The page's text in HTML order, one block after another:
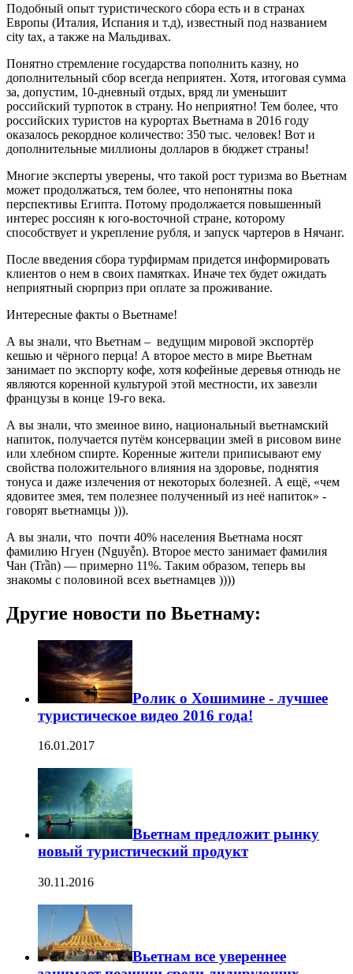
Подобный опыт туристического сбора есть и в странах
Европы (Италия, Испания и т.д), известный под названием
city tax, а также на Мальдивах.
Понятно стремление государства пополнить казну, но
дополнительный сбор всегда неприятен. Хотя, итоговая сумма
за, допустим, 10-дневный отдых, вряд ли уменьшит
российский турпоток в страну. Но неприятно! Тем более, что
российских туристов на курортах Вьетнама в 2016 году
оказалось рекордное количество: 350 тыс. человек! Вот и
дополнительные миллионы долларов в бюджет страны!
Многие эксперты уверены, что такой рост туризма во Вьетнам
может продолжаться, тем более, что непонятны пока
перспективы Египта. Потому продолжается повышенный
интерес россиян к юго-восточной стране, которому
способствует и укрепление рубля, и запуск чартеров в Нячанг.
После введения сбора турфирмам придется информировать
клиентов о нем в своих памятках. Иначе тех будет ожидать
неприятный сюрприз при оплате за проживание.
Интересные факты о Вьетнаме!
А вы знали, что Вьетнам – ведущим мировой экспортёр
кешью и чёрного перца! А второе место в мире Вьетнам
занимает по экспорту кофе, хотя кофейные деревья отнюдь не
являются коренной культурой этой местности, их завезли
французы в конце 19-го века.
А вы знали, что змеиное вино, национальный вьетнамский
напиток, получается путём консервации змей в рисовом вине
или хлебном спирте. Коренные жители приписывают ему
свойства положительного влияния на здоровье, поднятия
тонуса и даже излечения от некоторых болезней. А ещё, «чем
ядовитее змея, тем полезнее полученный из неё напиток» -
говорят вьетнамцы ))).
А вы знали, что почти 40% населения Вьетнама носят
фамилию Нгуен (Nguyễn). Второе место занимает фамилия
Чан (Trần) — примерно 11%. Таким образом, теперь вы
знакомы с половиной всех вьетнамцев ))))
Другие новости по Вьетнаму:
Ролик о Хошимине - лучшее
туристическое видео 2016 года!
16.01.2017
Вьетнам предложит рынку
новый туристический продукт
30.11.2016
Вьетнам все увереннее